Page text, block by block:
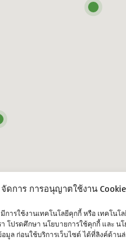
จัดการ การอนุญาตใช้งาน
มีการใช้งานเทคโนโลยีคุกกี้ หรือ เทคโน
โปรดศึกษา นโยบายการใช้คุกกี้ และ น
อมูล ก่อนใช้บริการเว็บไซต์ ได้ที่ลิงค์ด้านล่